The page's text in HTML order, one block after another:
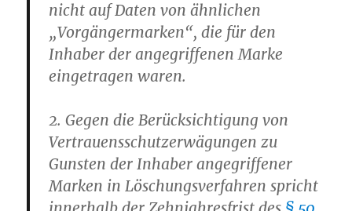
nicht auf Daten von ähnlichen
„Vorgängermarken“, die für den
Inhaber der angegriffenen Marke
eingetragen waren.
2. Gegen die Berücksichtigung von
Vertrauensschutzerwägungen zu
Gunsten der Inhaber angegriffener
Marken in Löschungsverfahren spricht